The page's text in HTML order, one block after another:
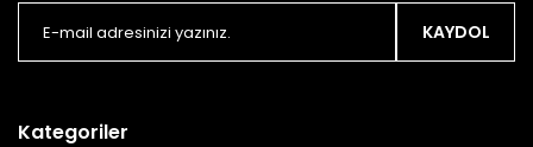
KAYDOL
Kategoriler